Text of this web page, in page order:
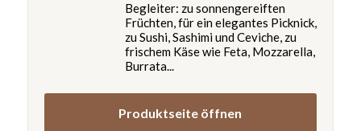
Begleiter: zu sonnengereiften
Früchten, für ein elegantes Picknick,
zu Sushi, Sashimi und Ceviche, zu
frischem Käse wie Feta, Mozzarella,
Burrata...
Produktseite öffnen